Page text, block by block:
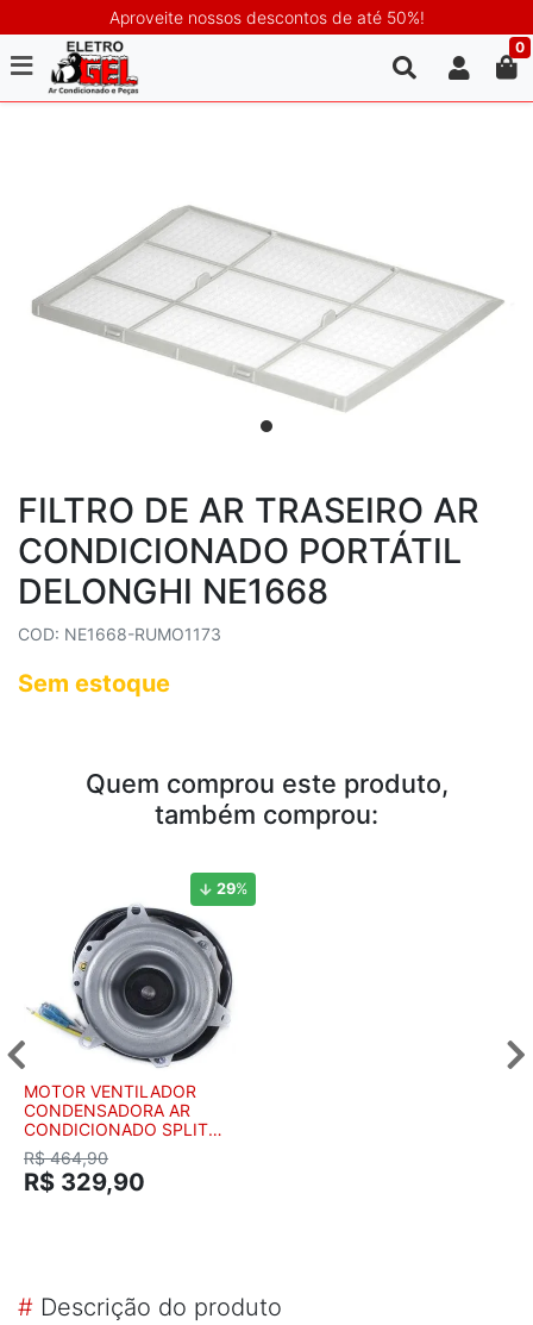
Aproveite nossos descontos de até 50%!
0
FILTRO DE AR TRASEIRO AR
CONDICIONADO PORTÁTIL
DELONGHI NE1668
COD: NE1668-RUMO1173
Sem estoque
Quem comprou este produto,
também comprou:
29%
MOTOR VENTILADOR
CONDENSADORA AR
CONDICIONADO SPLIT
SPRINGER UP WAY MAXI
FLEX CARRIER MIDEA 18K
22K 24K 30K BTUS
R$ 464,90
R$ 329,90
# Descrição do produto